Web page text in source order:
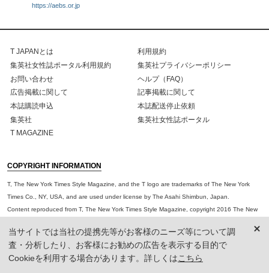
https://aebs.or.jp
T JAPANとは
利用規約
集英社女性誌ポータル利用規約
集英社プライバシーポリシー
お問い合わせ
ヘルプ（FAQ）
広告掲載に関して
記事掲載に関して
本誌購読申込
本誌配送停止依頼
集英社
集英社女性誌ポータル
T MAGAZINE
COPYRIGHT INFORMATION
T, The New York Times Style Magazine, and the T logo are trademarks of The New York
Times Co., NY, USA, and are used under license by The Asahi Shimbun, Japan.
Content reproduced from T, The New York Times Style Magazine, copyright 2016 The New
The views and opinions expressed within T JAPAN The New York Times Style Magazine are
not necessarily those of The New York Times Company or those of its contributors.
当サイトでは当社の提携先等がお客様のニーズ等について調
査・分析したり、お客様にお勧めの広告を表示する目的で
Cookieを利用する場合があります。詳しくはこちら